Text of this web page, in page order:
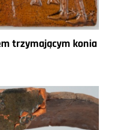
trzymającym konia